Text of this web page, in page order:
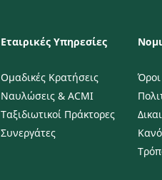
Εταιρικές Υπηρεσίες
Ομαδικές Κρατήσεις
Ναυλώσεις & ACMI
Ταξιδιωτικοί Πράκτορες
Συνεργάτες